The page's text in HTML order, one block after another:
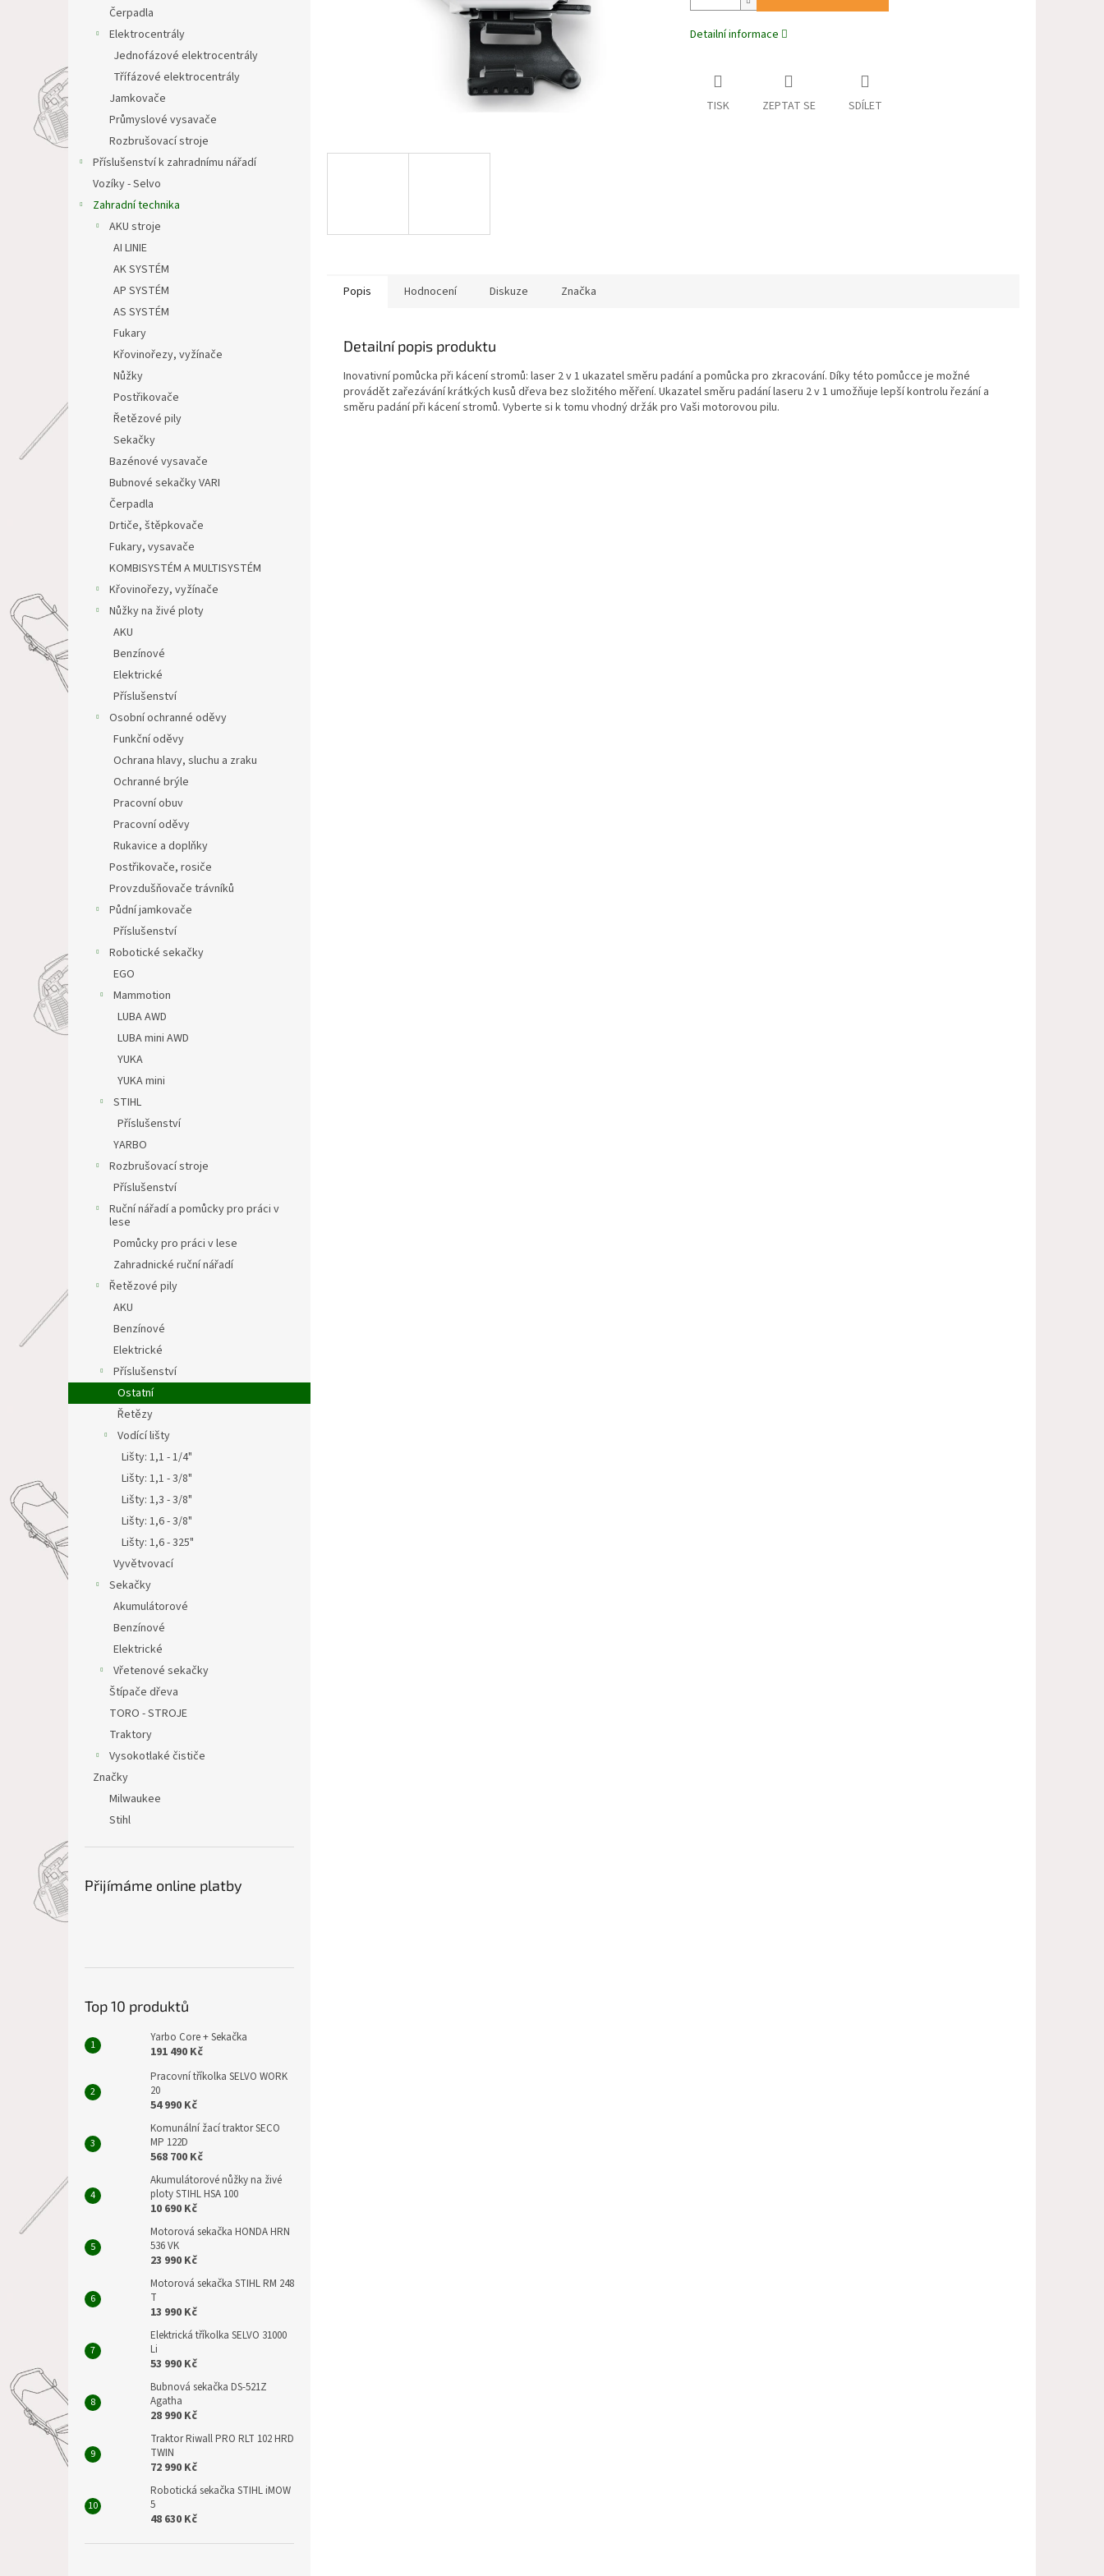
Čerpadla
Elektrocentrály
Jednofázové elektrocentrály
Třífázové elektrocentrály
Jamkovače
Průmyslové vysavače
Rozbrušovací stroje
Příslušenství k zahradnímu nářadí
Vozíky - Selvo
Zahradní technika
AKU stroje
AI LINIE
AK SYSTÉM
AP SYSTÉM
AS SYSTÉM
Fukary
Křovinořezy, vyžínače
Nůžky
Postřikovače
Řetězové pily
Sekačky
Bazénové vysavače
Bubnové sekačky VARI
Čerpadla
Drtiče, štěpkovače
Fukary, vysavače
KOMBISYSTÉM A MULTISYSTÉM
Křovinořezy, vyžínače
Nůžky na živé ploty
AKU
Benzínové
Elektrické
Příslušenství
Osobní ochranné oděvy
Funkční oděvy
Ochrana hlavy, sluchu a zraku
Ochranné brýle
Pracovní obuv
Pracovní oděvy
Rukavice a doplňky
Postřikovače, rosiče
Provzdušňovače trávníků
Půdní jamkovače
Příslušenství
Robotické sekačky
EGO
Mammotion
LUBA AWD
LUBA mini AWD
YUKA
YUKA mini
STIHL
Příslušenství
YARBO
Rozbrušovací stroje
Příslušenství
Ruční nářadí a pomůcky pro práci v
lese
Pomůcky pro práci v lese
Zahradnické ruční nářadí
Řetězové pily
AKU
Benzínové
Elektrické
Příslušenství
Ostatní
Řetězy
Vodící lišty
Lišty: 1,1 - 1/4"
Lišty: 1,1 - 3/8"
Lišty: 1,3 - 3/8"
Lišty: 1,6 - 3/8"
Lišty: 1,6 - 325"
Vyvětvovací
Sekačky
Akumulátorové
Benzínové
Elektrické
Vřetenové sekačky
Štípače dřeva
TORO - STROJE
Traktory
Vysokotlaké čističe
Značky
Milwaukee
Stihl
Přijímáme online platby
Top 10 produktů
Yarbo Core + Sekačka
191 490 Kč
Pracovní tříkolka SELVO WORK
20
54 990 Kč
Komunální žací traktor SECO
MP 122D
568 700 Kč
Akumulátorové nůžky na živé
ploty STIHL HSA 100
10 690 Kč
Motorová sekačka HONDA HRN
536 VK
23 990 Kč
Motorová sekačka STIHL RM 248
T
13 990 Kč
Elektrická tříkolka SELVO 31000
Li
53 990 Kč
Bubnová sekačka DS-521Z
Agatha
28 990 Kč
Traktor Riwall PRO RLT 102 HRD
TWIN
72 990 Kč
Robotická sekačka STIHL iMOW
5
48 630 Kč
Detailní informace
TISK ZEPTAT SE SDÍLET
Popis Hodnocení Diskuze Značka
Detailní popis produktu
Inovativní pomůcka při kácení stromů: laser 2 v 1 ukazatel směru padání a pomůcka pro zkracování. Díky této pomůcce je možné
provádět zařezávání krátkých kusů dřeva bez složitého měření. Ukazatel směru padání laseru 2 v 1 umožňuje lepší kontrolu řezání a
směru padání při kácení stromů. Vyberte si k tomu vhodný držák pro Vaši motorovou pilu.